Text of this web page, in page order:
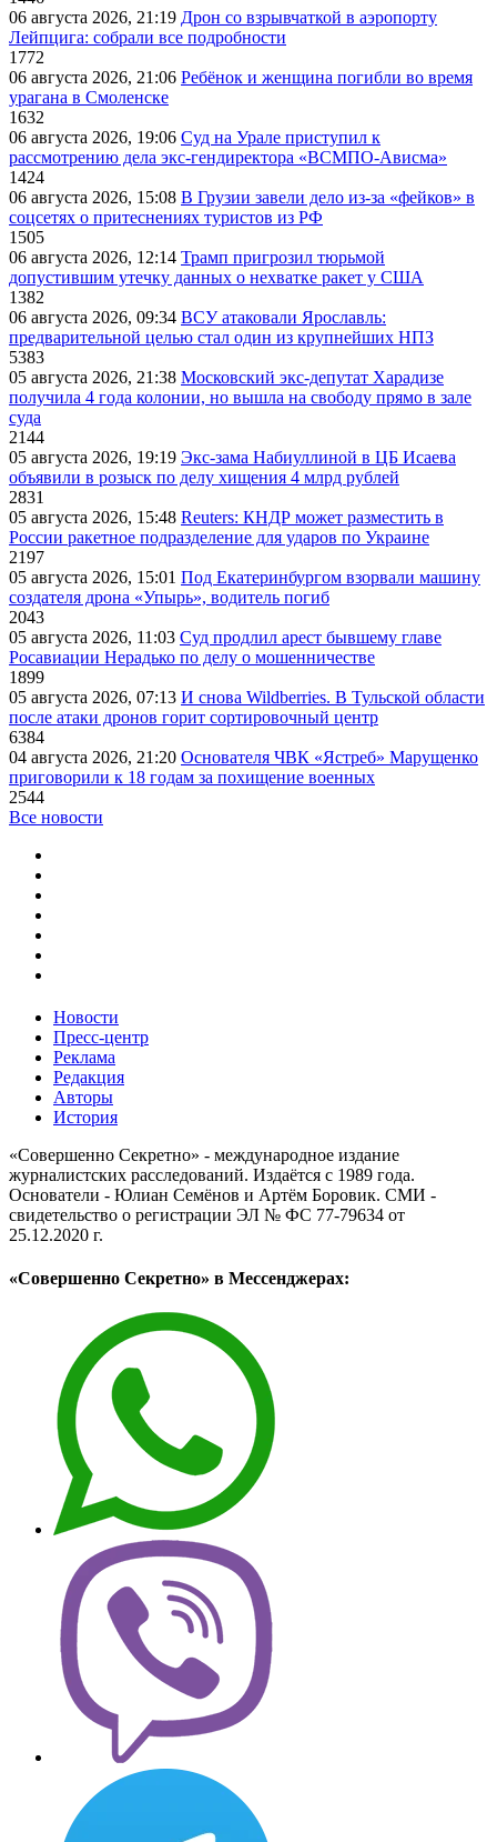
06 августа 2026, 21:19 Дрон со взрывчаткой в аэропорту
Лейпцига: собрали все подробности
1772
06 августа 2026, 21:06 Ребёнок и женщина погибли во время
урагана в Смоленске
1632
06 августа 2026, 19:06 Суд на Урале приступил к
рассмотрению дела экс-гендиректора «ВСМПО-Ависма»
1424
06 августа 2026, 15:08 В Грузии завели дело из-за «фейков» в
соцсетях о притеснениях туристов из РФ
1505
06 августа 2026, 12:14 Трамп пригрозил тюрьмой
допустившим утечку данных о нехватке ракет у США
1382
06 августа 2026, 09:34 ВСУ атаковали Ярославль:
предварительной целью стал один из крупнейших НПЗ
5383
05 августа 2026, 21:38 Московский экс-депутат Харадизе
получила 4 года колонии, но вышла на свободу прямо в зале
суда
2144
05 августа 2026, 19:19 Экс-зама Набиуллиной в ЦБ Исаева
объявили в розыск по делу хищения 4 млрд рублей
2831
05 августа 2026, 15:48 Reuters: КНДР может разместить в
России ракетное подразделение для ударов по Украине
2197
05 августа 2026, 15:01 Под Екатеринбургом взорвали машину
создателя дрона «Упырь», водитель погиб
2043
05 августа 2026, 11:03 Суд продлил арест бывшему главе
Росавиации Нерадько по делу о мошенничестве
1899
05 августа 2026, 07:13 И снова Wildberries. В Тульской области
после атаки дронов горит сортировочный центр
6384
04 августа 2026, 21:20 Основателя ЧВК «Ястреб» Марущенко
приговорили к 18 годам за похищение военных
2544
Все новости
Новости
Пресс-центр
Реклама
Редакция
Авторы
История
«Совершенно Секретно» - международное издание
журналистских расследований. Издаётся с 1989 года.
Основатели - Юлиан Семёнов и Артём Боровик. CМИ -
свидетельство о регистрации ЭЛ № ФС 77-79634 от
25.12.2020 г.
«Совершенно Секретно» в Мессенджерах: